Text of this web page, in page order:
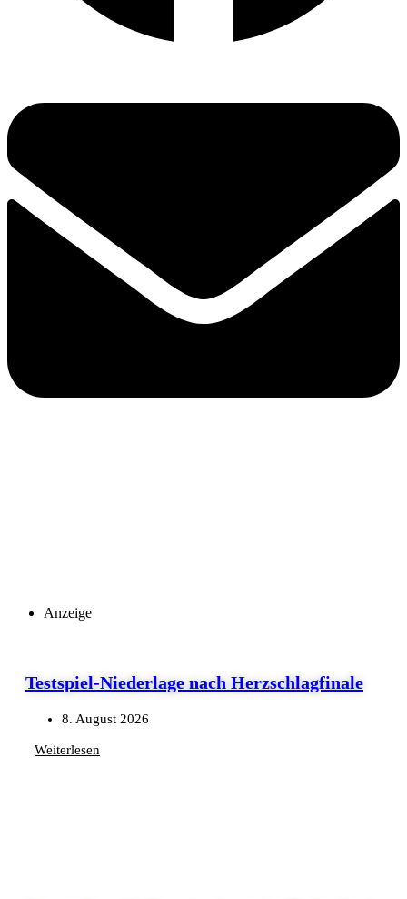
Anzeige
Testspiel-Niederlage nach Herzschlagfinale
8. August 2026
Weiterlesen